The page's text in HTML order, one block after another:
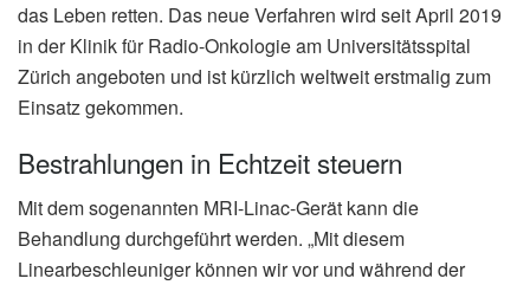
das Leben retten. Das neue Verfahren wird seit April 2019
in der Klinik für Radio-Onkologie am Universitätsspital
Zürich angeboten und ist kürzlich weltweit erstmalig zum
Einsatz gekommen.
Bestrahlungen in Echtzeit steuern
Mit dem sogenannten MRI-Linac-Gerät kann die
Behandlung durchgeführt werden. „Mit diesem
Linearbeschleuniger können wir vor und während der